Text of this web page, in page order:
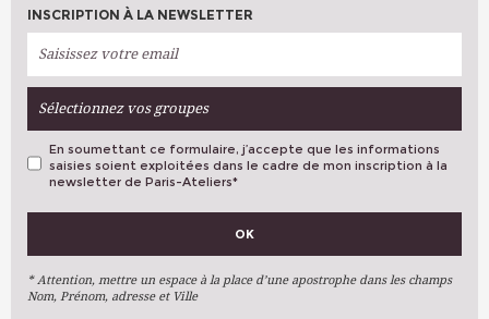
INSCRIPTION À LA NEWSLETTER
Sélectionnez vos groupes
VOS PRÉFÉRENCES
Arts Plastiques
Arts Du Texte
En soumettant ce formulaire, j’accepte que les informations
saisies soient exploitées dans le cadre de mon inscription à la
newsletter de Paris-Ateliers*
OK
* Attention, mettre un espace à la place d’une apostrophe dans les champs
Nom, Prénom, adresse et Ville